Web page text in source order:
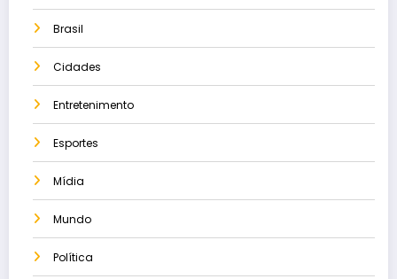
Brasil
Cidades
Entretenimento
Esportes
Mídia
Mundo
Política